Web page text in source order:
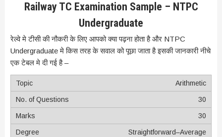
Railway TC Examination Sample – NTPC
Undergraduate
रेल्वे मे टीसी की नौकरी के लिए आपको क्या पढ़ना होता है और NTPC
Undergraduate मे किस तरह के सवाल को पूछा जाता है इसकी जानकारी नीचे
एक टेबल मे दी गई है –
Arithmetic
30
30
Straightforward–Average